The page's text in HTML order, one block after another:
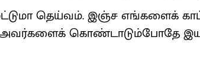
தெய்வம். இஞ்ச எங்களைக்
கொண்டாடும்போதே